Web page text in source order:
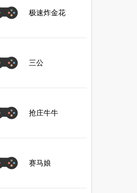
极速炸金花
三公
抢庄牛牛
赛马娘